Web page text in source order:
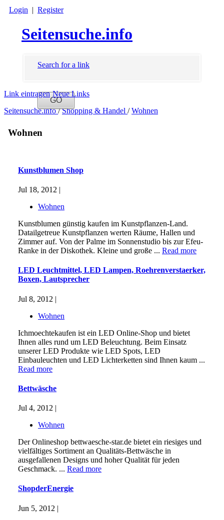
Login | Register
Seitensuche.info
Search for a link
Link eintragen Neue Links
Seitensuche.info/ Shopping & Handel / Wohnen
Wohnen
Kunstblumen Shop
Jul 18, 2012 |
Wohnen
Kunstblumen günstig kaufen im Kunstpflanzen-Land.
Datailgetreue Kunstpflanzen werten Räume, Hallen und
Zimmer auf. Von der Palme im Sonnenstudio bis zur Efeu-
Ranke in der Diskothek. Kleine und große ... Read more
LED Leuchtmittel, LED Lampen, Roehrenverstaerker,
Boxen, Lautsprecher
Jul 8, 2012 |
Wohnen
Ichmoechtekaufen ist ein LED Online-Shop und bietet
Ihnen alles rund um LED Beleuchtung. Beim Einsatz
unserer LED Produkte wie LED Spots, LED
Einbauleuchten und LED Lichterketten sind Ihnen kaum ...
Read more
Bettwäsche
Jul 4, 2012 |
Wohnen
Der Onlineshop bettwaesche-star.de bietet ein riesiges und
vielfältiges Sortiment an Qualitäts-Bettwäsche in
ausgefallenen Designs und hoher Qualität für jeden
Geschmack. ... Read more
ShopderEnergie
Jun 5, 2012 |